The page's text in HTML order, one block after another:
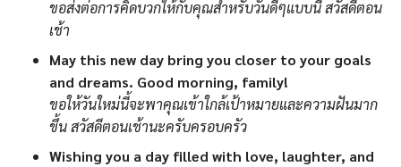
ขอส่งต่อการคิดบวกให้กับคุณสำหรับวันดีๆแบบนี้ สวัสดีตอน
เช้า
May this new day bring you closer to your goals
and dreams. Good morning, family!
ขอให้วันใหม่นี้จะพาคุณเข้าใกล้เป้าหมายและความฝันมาก
ขึ้น สวัสดีตอนเช้านะครับครอบครัว
Wishing you a day filled with love, laughter, and